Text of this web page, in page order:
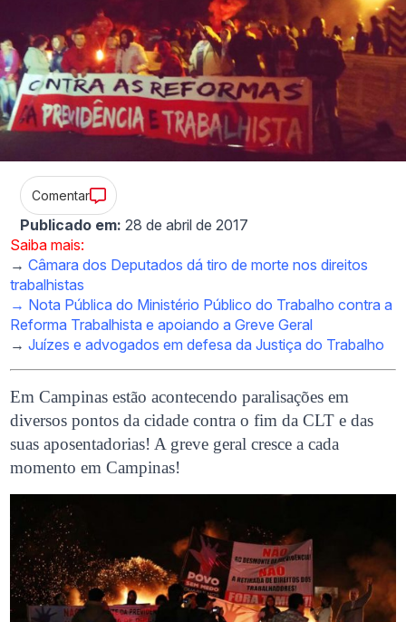
Comentar
Publicado em: 28 de abril de 2017
Saiba mais:
→Câmara dos Deputados dá tiro de morte nos direitos
trabalhistas
→ Nota Pública do Ministério Público do Trabalho contra a
Reforma Trabalhista e apoiando a Greve Geral
→Juízes e advogados em defesa da Justiça do Trabalho
Em Campinas estão acontecendo paralisações em
diversos pontos da cidade contra o fim da CLT e das
suas aposentadorias! A greve geral cresce a cada
momento em Campinas!